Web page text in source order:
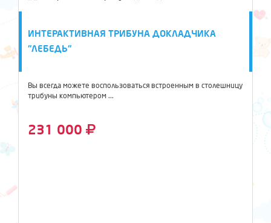
ИНТЕРАКТИВНАЯ ТРИБУНА ДОКЛАДЧИКА
"ЛЕБЕДЬ"
Вы всегда можете воспользоваться встроенным в столешницу
трибуны компьютером ...
231 000